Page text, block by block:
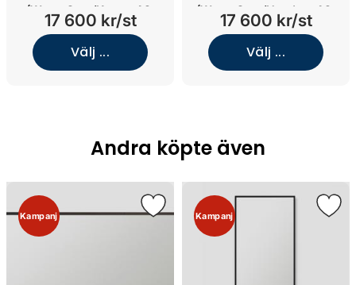
(Warm Grey/Knopp A2.
02/Krom)
17 600 kr/st
Välj ...
(Warm Grey/Handtag A2.
05/Koppar)
17 600 kr/st
Välj ...
Andra köpte även
Kampanj Kampanj